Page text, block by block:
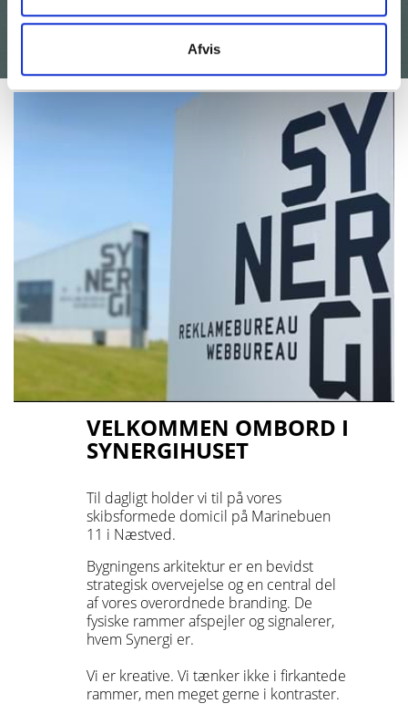
Afvis
Thomas Sommer, Direktør og medejer i Delta Elektronik A/S
VELKOMMEN OMBORD I
SYNERGIHUSET
Til dagligt holder vi til på vores
skibsformede domicil på Marinebuen
11 i Næstved.
Bygningens arkitektur er en bevidst
strategisk overvejelse og en central del
af vores overordnede branding. De
fysiske rammer afspejler og signalerer,
hvem Synergi er.
Vi er kreative. Vi tænker ikke i firkantede
rammer, men meget gerne i kontraster.